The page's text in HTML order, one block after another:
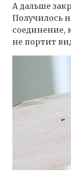
А дальше
Получилось
соединение,
не портит